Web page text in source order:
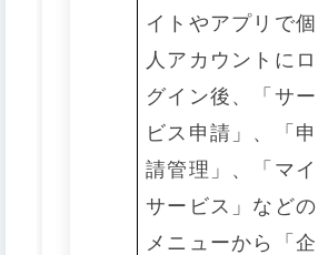
イトやアプリで個
人アカウントにロ
グイン後、「サー
ビス申請」、「申
請管理」、「マイ
サービス」などの
メニューから「企